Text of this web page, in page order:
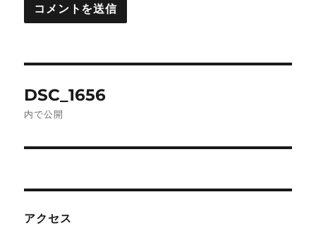
稿
ゲ
ー
DSC_1656
内で公開
アクセス